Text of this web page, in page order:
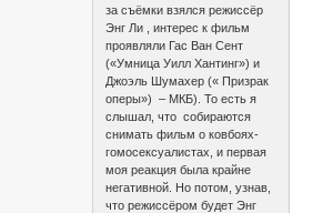
за съёмки взялся режиссёр
Энг Ли , интерес к фильм
проявляли Гас Ван Сент
(«Умница Уилл Хантинг») и
Джоэль Шумахер (« Призрак
оперы») – МКБ). То есть я
слышал, что собираются
снимать фильм о ковбоях-
гомосексуалистах, и первая
моя реакция была крайне
негативной. Но потом, узнав,
что режиссёром будет Энг